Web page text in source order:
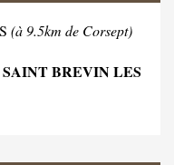
(à 9.5km de Corsept)
BREVIN LES